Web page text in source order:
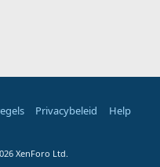
Privacybeleid
Help
XenForo Ltd.